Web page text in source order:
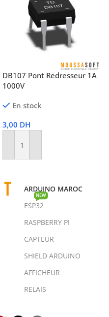
DB107 Pont Redresseur 1A
1000V
En stock
3,00 DH
Ajouter Au Panier
ARDUINO MAROC
ESP32
NEW
RASPBERRY PI
CAPTEUR
SHIELD ARDUINO
AFFICHEUR
RELAIS